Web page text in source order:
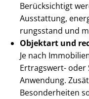
Berücksichtigt
Ausstattung,
rungs­stand und
Objektart und
Je nach
Ertragswert-
Anwendung.
Besonderheiten